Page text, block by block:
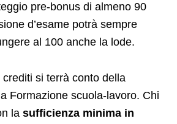
pre-bonus di almeno 90
d’esame potrà sempre
al 100 anche la lode.
si terrà conto della
Formazione scuola-lavoro. Chi
la sufficienza minima in